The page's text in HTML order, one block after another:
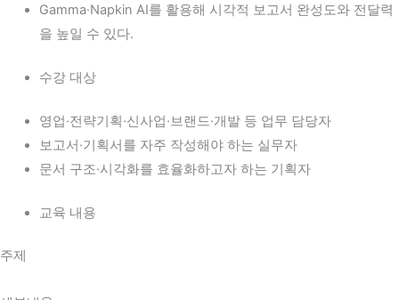
Gamma·Napkin AI를 활용해 시각적 보고서 완성도와 전달력
을 높일 수 있다.
수강 대상
영업·전략기획·신사업·브랜드·개발 등 업무 담당자
보고서·기획서를 자주 작성해야 하는 실무자
문서 구조·시각화를 효율화하고자 하는 기획자
교육 내용
주제